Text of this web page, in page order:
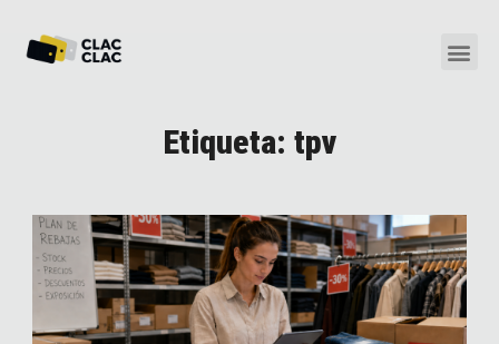
Etiqueta: tpv